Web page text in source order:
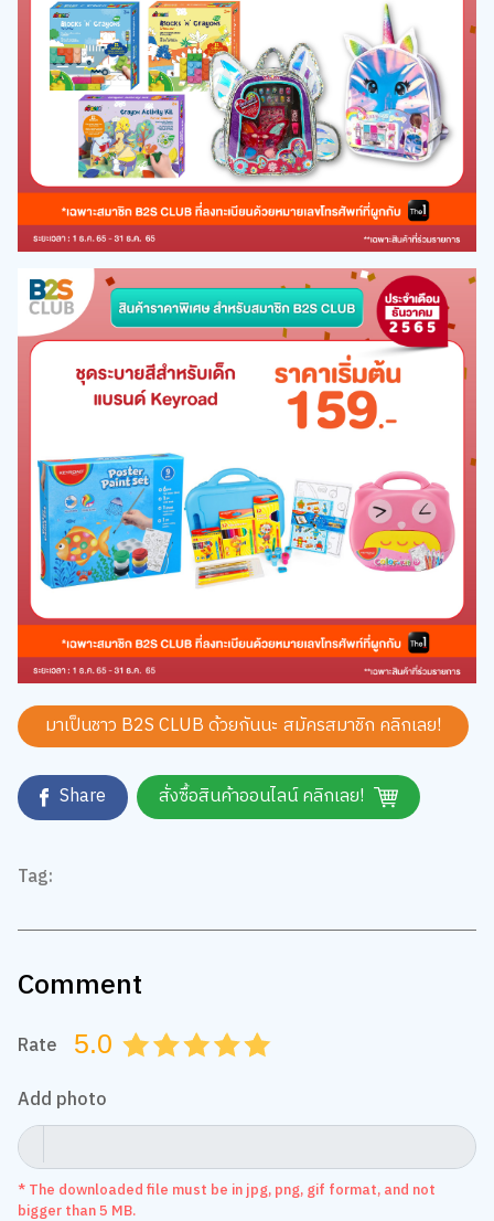
มาเป็นชาว B2S CLUB ด้วยกันนะ สมัครสมาชิก คลิกเลย!
Share สั่งซื้อสินค้าออนไลน์ คลิกเลย!
Tag:
Comment
Rate 5.0 4.5
4.0
3.5
3.0
2.5
2.0
1.5
1.0
0.5
Add photo
* The downloaded file must be in jpg, png, gif format, and not
bigger than 5 MB.